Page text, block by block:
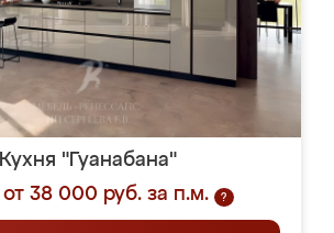
Кухня "Гуанабана"
38 000 руб. за п.м.
?